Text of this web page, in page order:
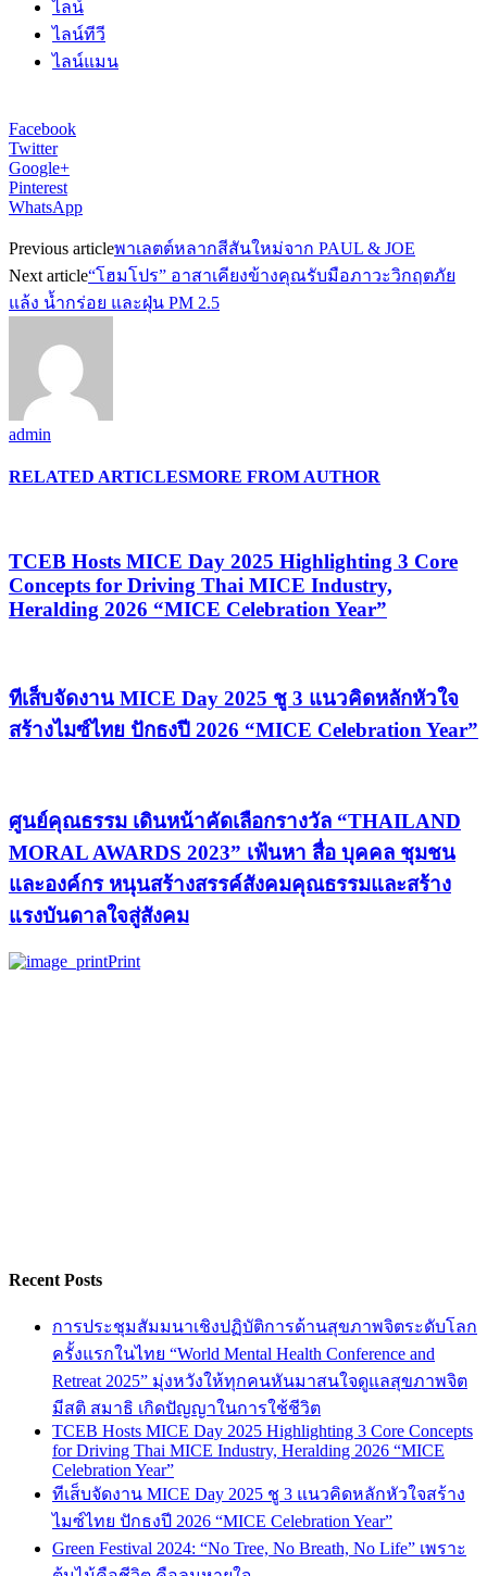
ไลน์
ไลน์ทีวี
ไลน์แมน
Facebook
Twitter
Google+
Pinterest
WhatsApp
Previous articleพาเลตต์หลากสีสันใหม่จาก PAUL & JOE
Next article“โฮมโปร” อาสาเคียงข้างคุณรับมือภาวะวิกฤตภัย
แล้ง น้ำกร่อย และฝุ่น PM 2.5
admin
RELATED ARTICLESMORE FROM AUTHOR
TCEB Hosts MICE Day 2025 Highlighting 3 Core
Concepts for Driving Thai MICE Industry,
Heralding 2026 “MICE Celebration Year”
ทีเส็บจัดงาน MICE Day 2025 ชู 3 แนวคิดหลักหัวใจ
สร้างไมซ์ไทย ปักธงปี 2026 “MICE Celebration Year”
ศูนย์คุณธรรม เดินหน้าคัดเลือกรางวัล “THAILAND
MORAL AWARDS 2023” เฟ้นหา สื่อ บุคคล ชุมชน
และองค์กร หนุนสร้างสรรค์สังคมคุณธรรมและสร้าง
แรงบันดาลใจสู่สังคม
Print
Recent Posts
การประชุมสัมมนาเชิงปฏิบัติการด้านสุขภาพจิตระดับโลก
ครั้งแรกในไทย “World Mental Health Conference and
Retreat 2025” มุ่งหวังให้ทุกคนหันมาสนใจดูแลสุขภาพจิต
มีสติ สมาธิ เกิดปัญญาในการใช้ชีวิต
TCEB Hosts MICE Day 2025 Highlighting 3 Core Concepts
for Driving Thai MICE Industry, Heralding 2026 “MICE
Celebration Year”
ทีเส็บจัดงาน MICE Day 2025 ชู 3 แนวคิดหลักหัวใจสร้าง
ไมซ์ไทย ปักธงปี 2026 “MICE Celebration Year”
Green Festival 2024: “No Tree, No Breath, No Life” เพราะ